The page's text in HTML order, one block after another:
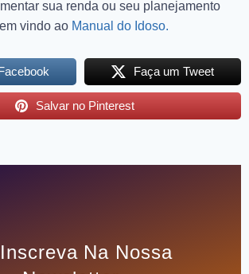
sua renda ou seu planejamento
vindo ao Manual do Idoso.
Faça um Tweet
Salvar no Pinterest
Na Nossa